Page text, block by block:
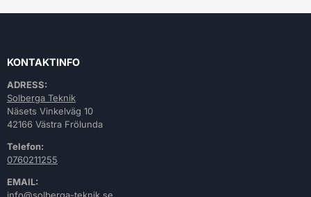
KONTAKTINFO
ADRESS:
Solberga Teknik
Näsets Vinkelväg 10
42166 Västra Frölunda
Telefon:
0760211255
EMAIL: